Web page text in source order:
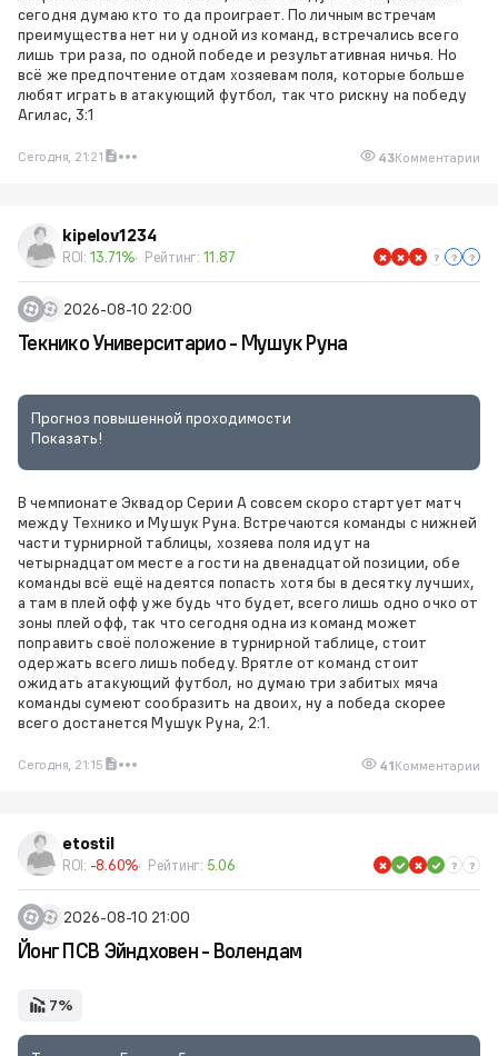
сегодня думаю кто то да проиграет. По личным встречам
преимущества нет ни у одной из команд, встречались всего
лишь три раза, по одной победе и результативная ничья. Но
всё же предпочтение отдам хозяевам поля, которые больше
любят играть в атакующий футбол, так что рискну на победу
Агилас, 3:1
Сегодня, 21:21 43Комментарии
kipelov1234
ROI: 13.71% Рейтинг: 11.87
2026-08-10 22:00
Текнико Университарио - Мушук Руна
Прогноз повышенной проходимости
Показать!
В чемпионате Эквадор Серии А совсем скоро стартует матч
между Технико и Мушук Руна. Встречаются команды с нижней
части турнирной таблицы, хозяева поля идут на
четырнадцатом месте а гости на двенадцатой позиции, обе
команды всё ещё надеятся попасть хотя бы в десятку лучших,
а там в плей офф уже будь что будет, всего лишь одно очко от
зоны плей офф, так что сегодня одна из команд может
поправить своё положение в турнирной таблице, стоит
одержать всего лишь победу. Врятле от команд стоит
ожидать атакующий футбол, но думаю три забитых мяча
команды сумеют сообразить на двоих, ну а победа скорее
всего достанется Мушук Руна, 2:1.
Сегодня, 21:15 41Комментарии
etostil
ROI: -8.60% Рейтинг: 5.06
2026-08-10 21:00
7%
Йонг ПСВ Эйндховен - Волендам